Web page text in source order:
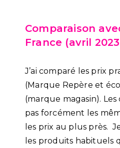
Comparaison
France (avril
J’ai comparé les prix
(Marque Repère et
(marque magasin).
pas forcément les
les prix au plus près.
les produits habituels